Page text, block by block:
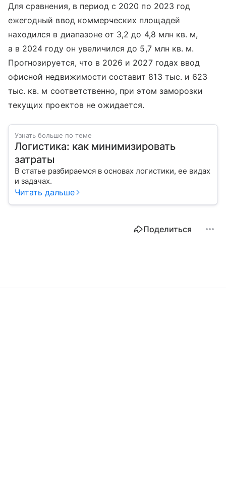
Для сравнения, в период с 2020 по 2023 год
ежегодный ввод коммерческих площадей
находился в диапазоне от 3,2 до 4,8 млн кв. м,
а в 2024 году он увеличился до 5,7 млн кв. м.
Прогнозируется, что в 2026 и 2027 годах ввод
офисной недвижимости составит 813 тыс. и 623
тыс. кв. м соответственно, при этом заморозки
текущих проектов не ожидается.
Узнать больше по теме
Логистика: как минимизировать
затраты
В статье разбираемся в основах логистики, ее видах
и задачах.
Читать дальше
Поделиться